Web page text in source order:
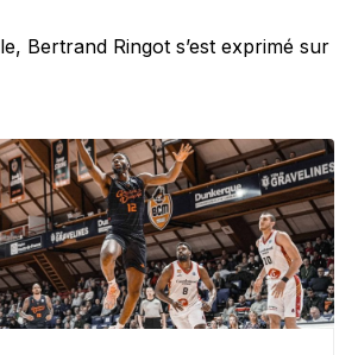
Bertrand Ringot s’est exprimé sur